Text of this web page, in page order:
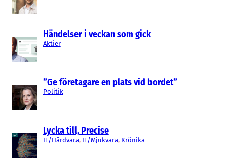
Händelser i veckan som gick
Aktier
”Ge företagare en plats vid bordet”
Politik
Lycka till, Precise
IT/Hårdvara, IT/Mjukvara, Krönika